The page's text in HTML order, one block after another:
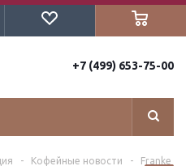
+7 (499) 653-75-00
- Кофейные новости -
Franke